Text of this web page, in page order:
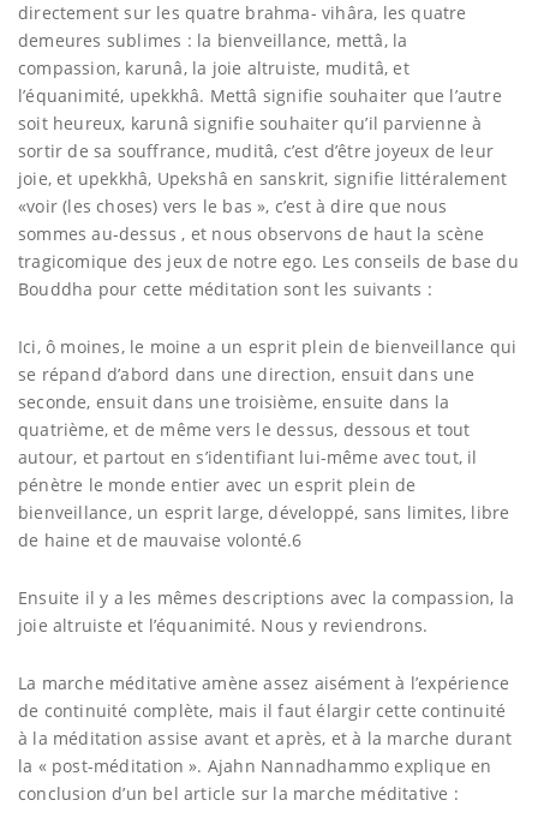
directement sur les quatre brahma- vihâra, les quatre
demeures sublimes : la bienveillance, mettâ, la
compassion, karunâ, la joie altruiste, muditâ, et
l’équanimité, upekkhâ. Mettâ signifie souhaiter que l’autre
soit heureux, karunâ signifie souhaiter qu’il parvienne à
sortir de sa souffrance, muditâ, c’est d’être joyeux de leur
joie, et upekkhâ, Upekshâ en sanskrit, signifie littéralement
«voir (les choses) vers le bas », c’est à dire que nous
sommes au-dessus , et nous observons de haut la scène
tragicomique des jeux de notre ego. Les conseils de base du
Bouddha pour cette méditation sont les suivants :
Ici, ô moines, le moine a un esprit plein de bienveillance qui
se répand d’abord dans une direction, ensuit dans une
seconde, ensuit dans une troisième, ensuite dans la
quatrième, et de même vers le dessus, dessous et tout
autour, et partout en s’identifiant lui-même avec tout, il
pénètre le monde entier avec un esprit plein de
bienveillance, un esprit large, développé, sans limites, libre
de haine et de mauvaise volonté.6
Ensuite il y a les mêmes descriptions avec la compassion, la
joie altruiste et l’équanimité. Nous y reviendrons.
La marche méditative amène assez aisément à l’expérience
de continuité complète, mais il faut élargir cette continuité
à la méditation assise avant et après, et à la marche durant
la « post-méditation ». Ajahn Nannadhammo explique en
conclusion d’un bel article sur la marche méditative :